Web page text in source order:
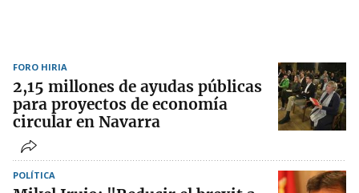
FORO HIRIA
2,15 millones de ayudas públicas
para proyectos de economía
circular en Navarra
POLÍTICA